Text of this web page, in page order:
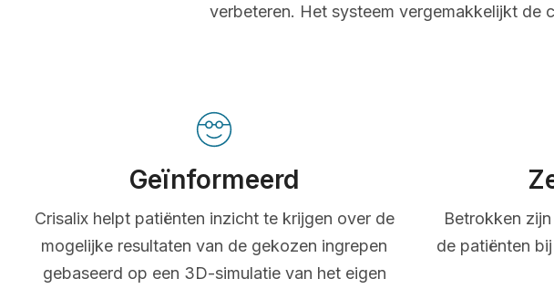
verbeteren. Het systeem vergemakkelijkt de
Geïnformeerd
Crisalix helpt patiënten inzicht te krijgen over de
mogelijke resultaten van de gekozen ingrepen
gebaseerd op een 3D-simulatie van het eigen
Betrokken
de patiënten